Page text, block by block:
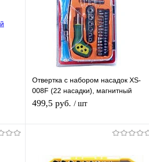
Отвертка с набором насадок XS-
008F (22 насадки), магнитный
держатель бит
499,5 руб. / шт